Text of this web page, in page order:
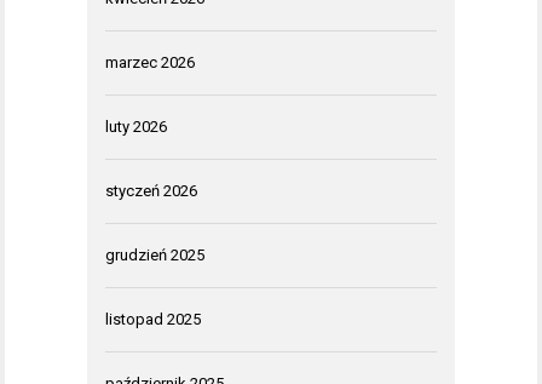
marzec 2026
luty 2026
styczeń 2026
grudzień 2025
listopad 2025